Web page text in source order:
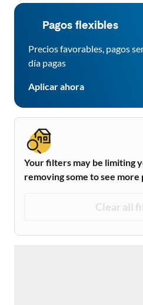
Pagos flexibles
Precios favorables, pagos
día pagas
Aplicar ahora
Your filters may be limiting
removing some to see
Clear all